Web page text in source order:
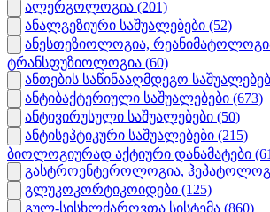
ალერგოლოგია (201)
ანალგეზიური საშუალებები (52)
ანესთეზიოლოგია,
ტრანსფუზიოლოგია (60)
ანთების საწინააღმდეგო
ანტიბაქტერიული საშუალებები (673)
ანტივირუსული საშუალებები (50)
ანტისეპტიკური საშუალებები (215)
ბიოლოგიურად აქტიური დანამატები
გასტროენტეროლოგია,
გლუკოკორტიკოიდები (125)
გულ-სისხლძარღვთა სისტემა (860)